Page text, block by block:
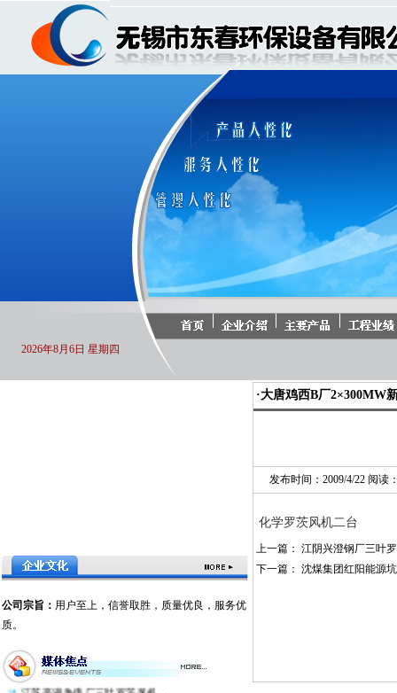
2026年8月6日 星期四
公司宗旨： 用户至上，信誉取胜，质量优良，服务优
质。
大唐鸡西B厂2×300MW新建...
江阴兴澄钢厂三叶罗茨风机...
兄弟集团大丰维生素有限公司锅炉...
张家港宏发炼钢有限公司吸尘装置...
上海浦东化学工业园...
江苏平湖热电厂三叶罗茨风机...
·大唐鸡西B厂2×300MW
发布时间：2009/4/22 阅读
化学罗茨风机二台
上一篇： 江阴兴澄钢厂三叶
下一篇： 沈煤集团红阳能源